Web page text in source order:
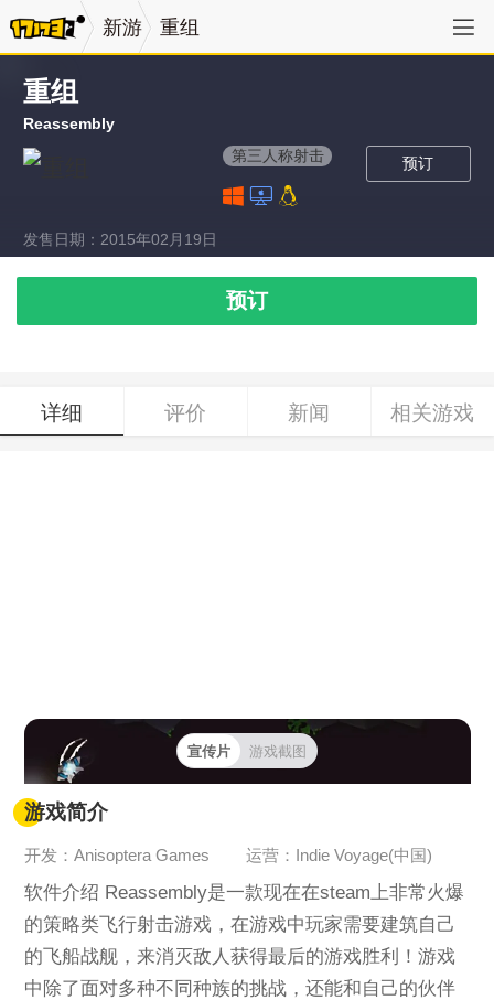
新游 重组
重组
Reassembly
预订
第三人称射击
发售日期：2015年02月19日
预订
详细 评价 新闻 相关游戏
宣传片 游戏截图
游戏简介
开发：Anisoptera Games 运营：Indie Voyage(中国)
软件介绍 Reassembly是一款现在在steam上非常火爆
的策略类飞行射击游戏，在游戏中玩家需要建筑自己
的飞船战舰，来消灭敌人获得最后的游戏胜利！游戏
中除了面对多种不同种族的挑战，还能和自己的伙伴